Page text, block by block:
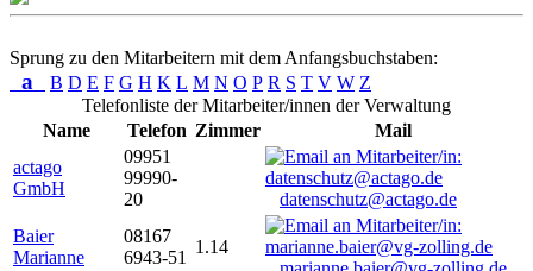
Sprung zu den Mitarbeitern mit dem Anfangsbuchstaben:
a B D E F G H K L M N O P R S T V W Z
Telefonliste der Mitarbeiter/innen der Verwaltung
Name
Telefon Zimmer
Mail
actago
GmbH
09951
99990-
20
datenschutz@actago.de
Baier
Marianne
08167
6943-51
1.14